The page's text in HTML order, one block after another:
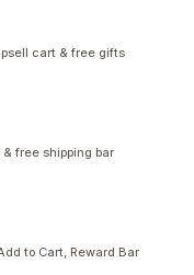
cart & free gifts
free shipping bar
to Cart, Reward Bar